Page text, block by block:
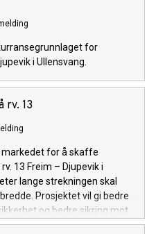
for
i Ullensvang.
rv. 13
markedet for å skaffe
13 Freim – Djupevik i
lange strekningen skal
Prosjektet vil gi bedre
og bedre sikring mot